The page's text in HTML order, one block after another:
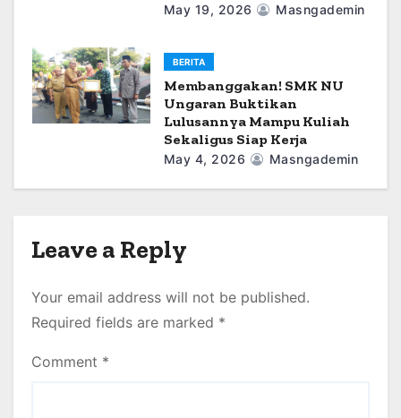
May 19, 2026 Masngademin
BERITA
Membanggakan! SMK NU
Ungaran Buktikan
Lulusannya Mampu Kuliah
Sekaligus Siap Kerja
May 4, 2026 Masngademin
Leave a Reply
Your email address will not be published.
Required fields are marked *
Comment *